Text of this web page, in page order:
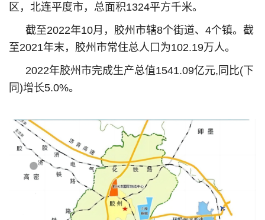
区，北连平度市，总面积1324平方千米。
截至2022年10月，胶州市辖8个街道、4个镇。截
至2021年末，胶州市常住总人口为102.19万人。
2022年胶州市完成生产总值1541.09亿元,同比(下
同)增长5.0%。